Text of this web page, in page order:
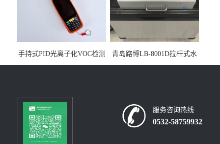
手持式PID光离子化VOC检测
仪（挥发性有机物设备）
青岛路博LB-8001D拉杆式水
质采样器
服务咨询热线
0532-58759932